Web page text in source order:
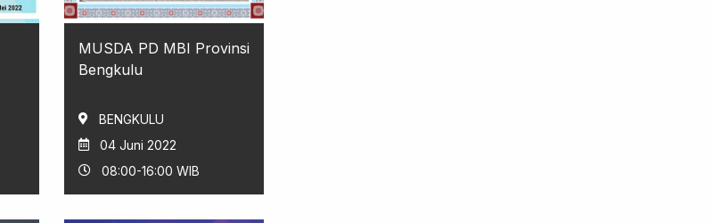
MUSDA PD MBI Provinsi
Bengkulu
BENGKULU
04 Juni 2022
08:00-16:00 WIB